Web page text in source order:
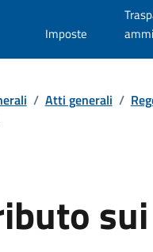
Imposte
/ Atti generali /
sui